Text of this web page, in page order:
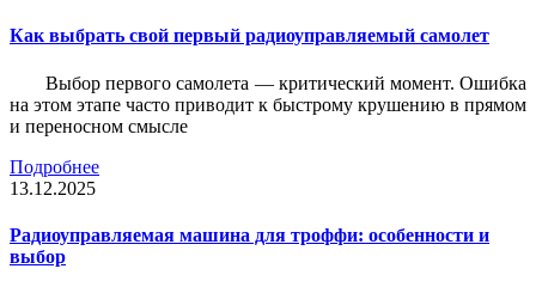
Как выбрать свой первый радиоуправляемый самолет
Выбор первого самолета — критический момент. Ошибка
на этом этапе часто приводит к быстрому крушению в прямом
и переносном смысле
Подробнее
13.12.2025
Радиоуправляемая машина для троффи: особенности и
выбор